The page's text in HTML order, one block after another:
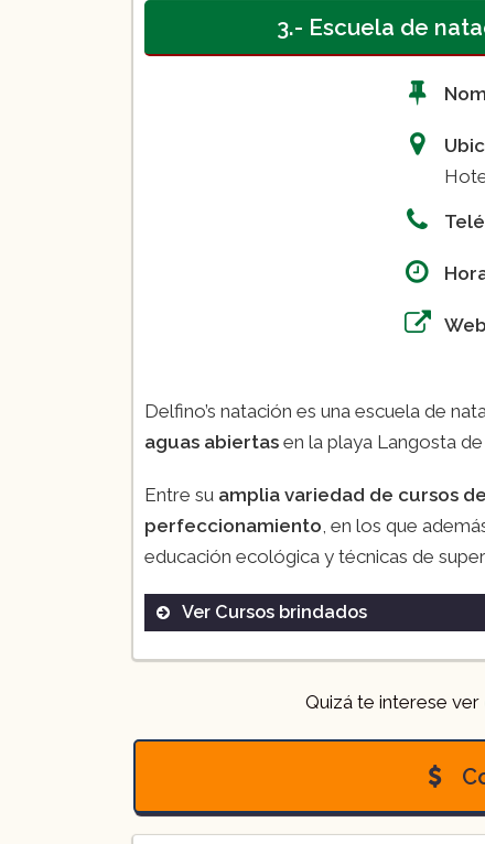
Curso de natación de niños
($700)
La inscripción anual tiene un
3.- Escuela de
Web
Delfino’s natación es una escuela de
aguas abiertas en la playa Langosta
Entre su amplia variedad de cursos
perfeccionamiento , en los que
educación ecológica y técnicas de
Ver Cursos brindados
Quizá te interese ver